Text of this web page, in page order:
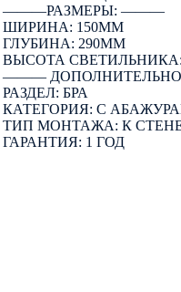
―――РАЗМЕРЫ: ―――
ШИРИНА: 150ММ
ГЛУБИНА: 290ММ
ВЫСОТА
―――
РАЗДЕЛ: БРА
КАТЕГОРИЯ: С
ТИП МОНТАЖА: К
ГАРАНТИЯ: 1 ГОД